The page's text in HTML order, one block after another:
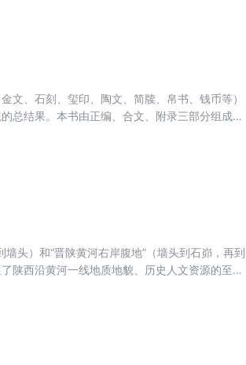
文、石刻、玺印、陶文、简牍、帛书、钱币等）
总结果。本书由正编、合文、附录三部分组成，
头）和“晋陕黄河右岸腹地”（墙头到石峁，再到
陕西沿黄河一线地质地貌、历史人文资源的至高